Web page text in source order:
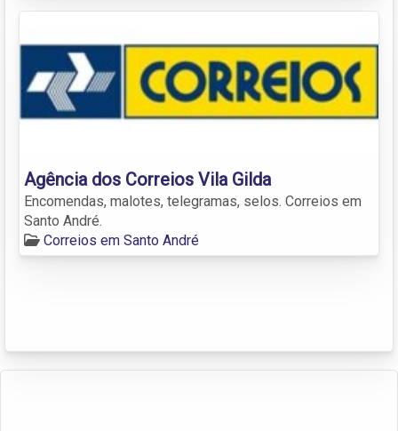
Agência dos Correios Vila Gilda
Encomendas, malotes, telegramas, selos. Correios em
Santo André.
Correios em Santo André